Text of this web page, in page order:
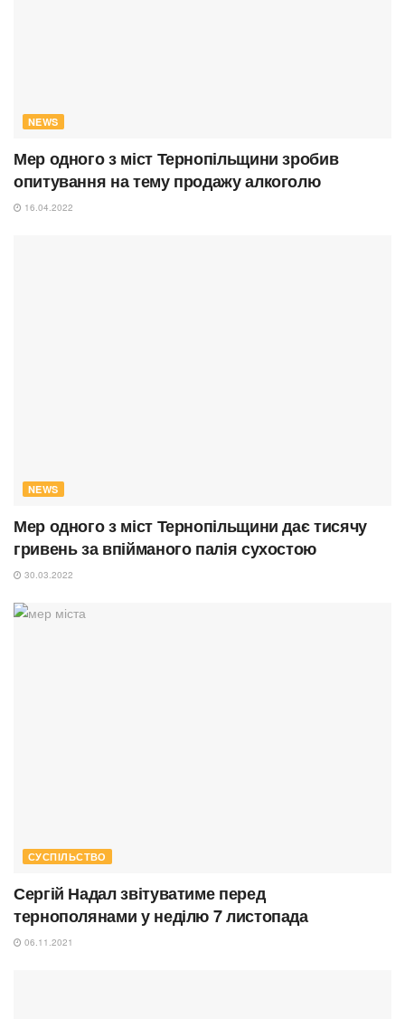
NEWS
Мер одного з міст Тернопільщини зробив
опитування на тему продажу алкоголю
16.04.2022
NEWS
Мер одного з міст Тернопільщини дає тисячу
гривень за впійманого палія сухостою
30.03.2022
СУСПІЛЬСТВО
Сергій Надал звітуватиме перед
тернополянами у неділю 7 листопада
06.11.2021